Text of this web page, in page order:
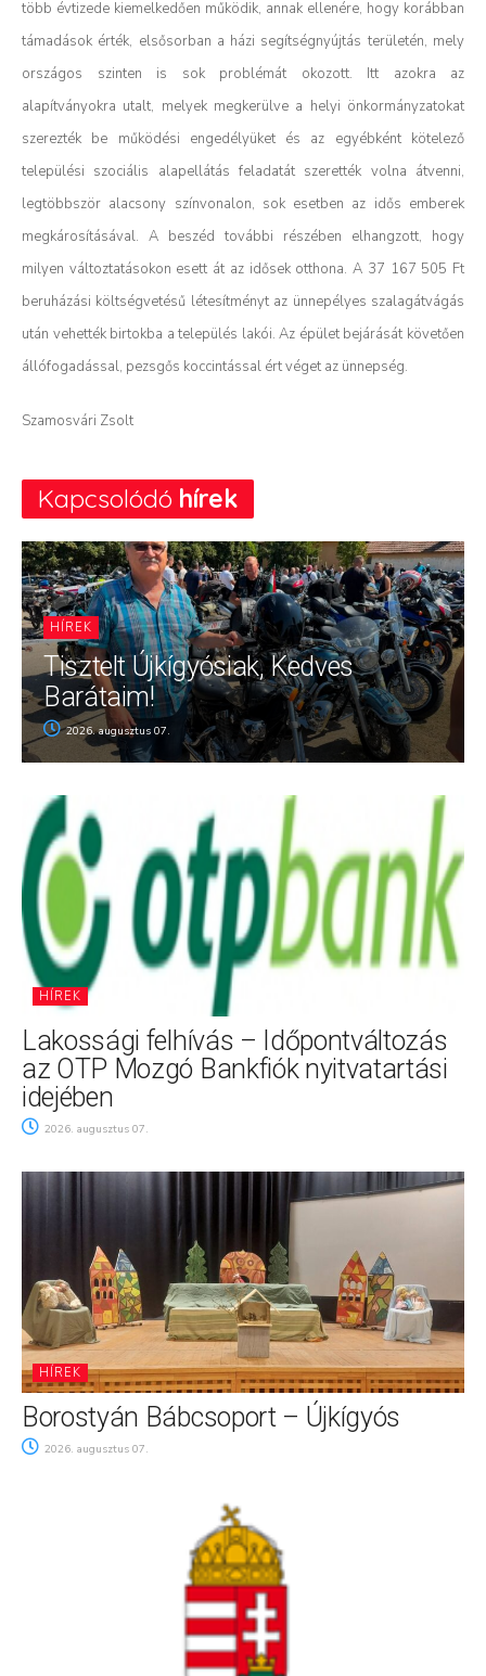
több évtizede kiemelkedően működik, annak ellenére, hogy korábban
támadások érték, elsősorban a házi segítségnyújtás területén, mely
országos szinten is sok problémát okozott. Itt azokra az
alapítványokra utalt, melyek megkerülve a helyi önkormányzatokat
szerezték be működési engedélyüket és az egyébként kötelező
települési szociális alapellátás feladatát szerették volna átvenni,
legtöbbször alacsony színvonalon, sok esetben az idős emberek
megkárosításával. A beszéd további részében elhangzott, hogy
milyen változtatásokon esett át az idősek otthona. A 37 167 505 Ft
beruházási költségvetésű létesítményt az ünnepélyes szalagátvágás
után vehették birtokba a település lakói. Az épület bejárását követően
állófogadással, pezsgős koccintással ért véget az ünnepség.
Szamosvári Zsolt
Kapcsolódó hírek
HÍREK
Tisztelt Újkígyósiak, Kedves
Barátaim!
2026. augusztus 07.
HÍREK
Lakossági felhívás – Időpontváltozás
az OTP Mozgó Bankfiók nyitvatartási
idejében
2026. augusztus 07.
HÍREK
Borostyán Bábcsoport – Újkígyós
2026. augusztus 07.